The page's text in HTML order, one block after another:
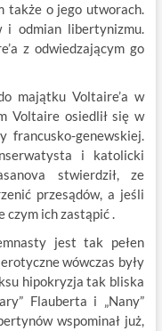
także o jego utworach.
odmian libertynizmu.
z odwiedzającym go
majątku Voltaire’a w
Voltaire osiedlił się w
genewskiej.
i katolicki
stwierdził, ze
przesądów, a jeśli
czym ich zastąpić .
jest tak pełen
wówczas były
hipokryzja tak bliska
Flauberta i „Nany”
wspominał już,